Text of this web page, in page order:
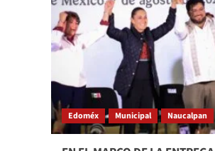
Edoméx Municipal Naucalpan